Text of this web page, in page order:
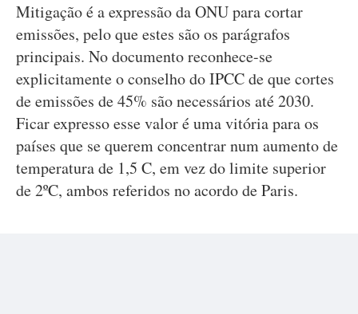
Mitigação é a expressão da ONU para cortar
emissões, pelo que estes são os parágrafos
principais. No documento reconhece-se
explicitamente o conselho do IPCC de que cortes
de emissões de 45% são necessários até 2030.
Ficar expresso esse valor é uma vitória para os
países que se querem concentrar num aumento de
temperatura de 1,5 C, em vez do limite superior
de 2ºC, ambos referidos no acordo de Paris.